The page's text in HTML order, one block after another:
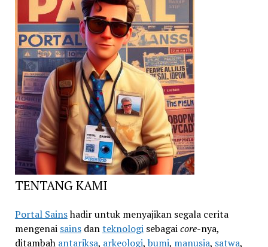
TENTANG KAMI
Portal Sainshadir untuk menyajikan segala cerita
mengenai sainsdanteknologisebagaicore-nya,
ditambah antariksa, arkeologi, bumi, manusia, satwa,